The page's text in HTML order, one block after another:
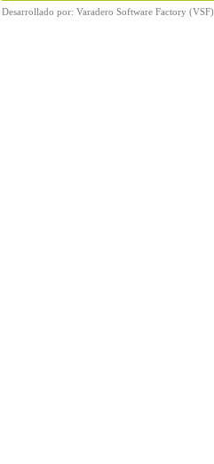
Desarrollado por: Varadero Software Factory (VSF)